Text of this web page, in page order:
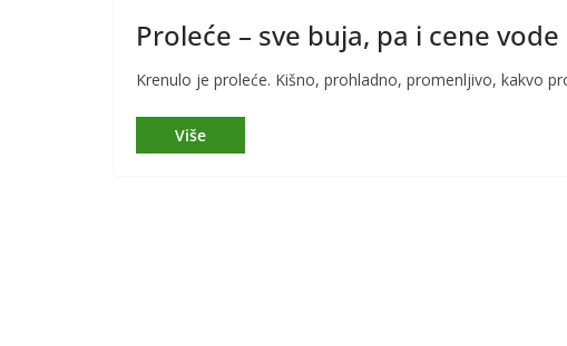
Proleće – sve buja, pa i cene
Krenulo je proleće. Kišno, prohladno, promenljivo, kakvo